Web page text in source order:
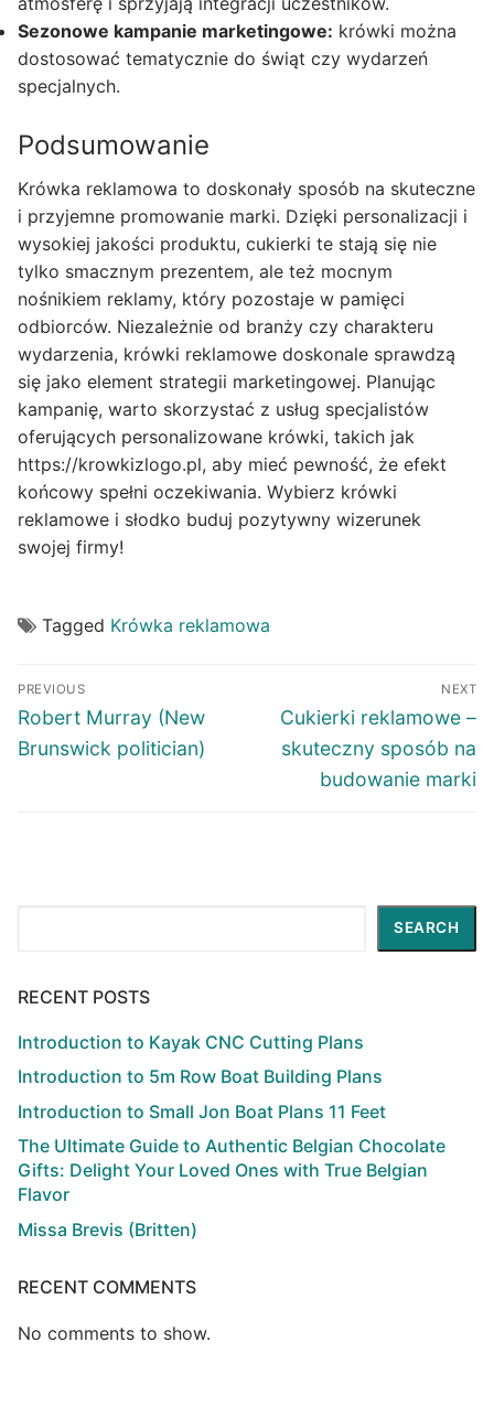
Sezonowe kampanie marketingowe: krówki można
dostosować tematycznie do świąt czy wydarzeń
specjalnych.
Podsumowanie
Krówka reklamowa to doskonały sposób na skuteczne
i przyjemne promowanie marki. Dzięki personalizacji i
wysokiej jakości produktu, cukierki te stają się nie
tylko smacznym prezentem, ale też mocnym
nośnikiem reklamy, który pozostaje w pamięci
odbiorców. Niezależnie od branży czy charakteru
wydarzenia, krówki reklamowe doskonale sprawdzą
się jako element strategii marketingowej. Planując
kampanię, warto skorzystać z usług specjalistów
oferujących personalizowane krówki, takich jak
https://krowkizlogo.pl, aby mieć pewność, że efekt
końcowy spełni oczekiwania. Wybierz krówki
reklamowe i słodko buduj pozytywny wizerunek
swojej firmy!
Tagged Krówka reklamowa
Post
navigation
PREVIOUS
Previous
post:
Robert Murray (New
Brunswick politician)
NEXT
Next
post:
Cukierki reklamowe –
skuteczny sposób na
budowanie marki
SEARCH
RECENT POSTS
Introduction to Kayak CNC Cutting Plans
Introduction to 5m Row Boat Building Plans
Introduction to Small Jon Boat Plans 11 Feet
The Ultimate Guide to Authentic Belgian Chocolate
Gifts: Delight Your Loved Ones with True Belgian
Flavor
Missa Brevis (Britten)
RECENT COMMENTS
No comments to show.